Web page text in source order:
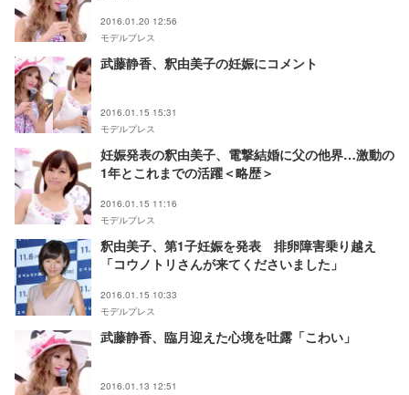
2016.01.20 12:56
モデルプレス
武藤静香、釈由美子の妊娠にコメント
2016.01.15 15:31
モデルプレス
妊娠発表の釈由美子、電撃結婚に父の他界…激動の
1年とこれまでの活躍＜略歴＞
2016.01.15 11:16
モデルプレス
釈由美子、第1子妊娠を発表 排卵障害乗り越え
「コウノトリさんが来てくださいました」
2016.01.15 10:33
モデルプレス
武藤静香、臨月迎えた心境を吐露「こわい」
2016.01.13 12:51